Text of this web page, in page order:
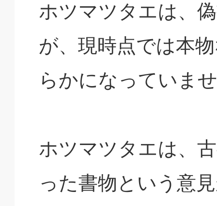
ホツマツタエは、
が、現時点では本
らかになっていま
ホツマツタエは、
った書物という意